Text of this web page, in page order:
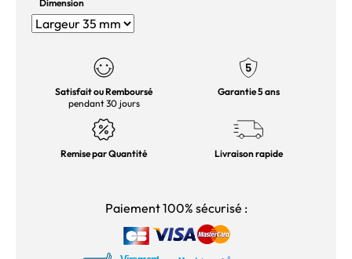
Dimension
Satisfait ou Remboursé
pendant 30 jours
Garantie 5 ans
Remise par Quantité Livraison rapide
Paiement 100% sécurisé :